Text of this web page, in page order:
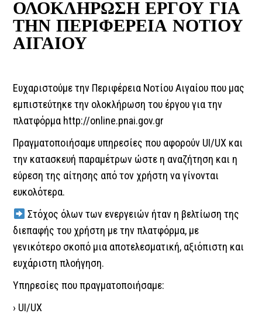
ΟΛΟΚΛΗΡΩΣΗ ΕΡΓΟΥ ΓΙΑ
ΤΗΝ ΠΕΡΙΦΕΡΕΙΑ ΝΟΤΙΟΥ
ΑΙΓΑΙΟΥ
Ευχαριστούμε την Περιφέρεια Νοτίου Αιγαίου που μας
εμπιστεύτηκε την ολοκλήρωση του έργου για την
πλατφόρμα http://online.pnai.gov.gr
Πραγματοποιήσαμε υπηρεσίες που αφορούν UI/UX και
την κατασκευή παραμέτρων ώστε η αναζήτηση και η
εύρεση της αίτησης από τον χρήστη να γίνονται
ευκολότερα.
Στόχος όλων των ενεργειών ήταν η βελτίωση της
διεπαφής του χρήστη με την πλατφόρμα, με
γενικότερο σκοπό μια αποτελεσματική, αξιόπιστη και
ευχάριστη πλοήγηση.
Υπηρεσίες που πραγματοποιήσαμε:
› UI/UX